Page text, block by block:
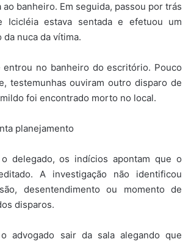
banheiro. Em seguida, passou por trás
Icicléia estava sentada e efetuou um
nuca da vítima.
entrou no banheiro do escritório. Pouco
testemunhas ouviram outro disparo de
foi encontrado morto no local.
planejamento
delegado, os indícios apontam que o
A investigação não identificou
desentendimento ou momento de
disparos.
advogado sair da sala alegando que